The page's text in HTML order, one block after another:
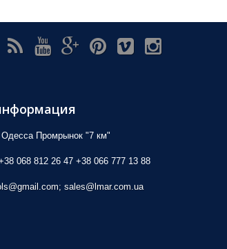
Одесса Промрынок "7 км"
068 812 26 47 +38 066 777 13 88
sales@lmar.com.ua